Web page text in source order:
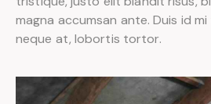
magna accumsan ante. Duis id
neque at, lobortis tortor.